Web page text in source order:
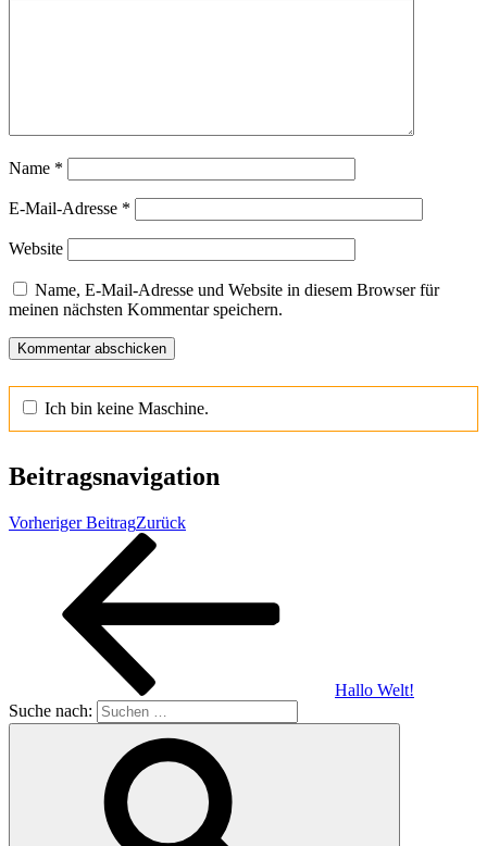
Name *
E-Mail-Adresse *
Website
Name, E-Mail-Adresse und Website in diesem Browser für
meinen nächsten Kommentar speichern.
Ich bin keine Maschine.
Beitragsnavigation
Vorheriger BeitragZurück
Hallo Welt!
Suche nach: